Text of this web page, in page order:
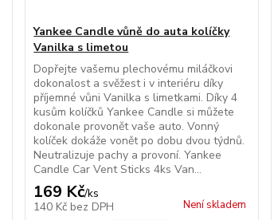
Yankee Candle vůně do auta kolíčky
Vanilka s limetou
Dopřejte vašemu plechovému miláčkovi
dokonalost a svěžest i v interiéru díky
příjemné vůni Vanilka s limetkami. Díky 4
kusům kolíčků Yankee Candle si můžete
dokonale provonět vaše auto. Vonný
kolíček dokáže vonět po dobu dvou týdnů.
Neutralizuje pachy a provoní. Yankee
Candle Car Vent Sticks 4ks Van...
169 Kč/ks
140 Kč bez DPH Není skladem